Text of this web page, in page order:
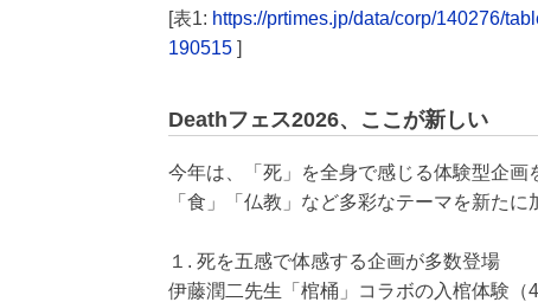
[表1: https://prtimes.jp/data/corp/140276/
190515 ]
Deathフェス2026、ここが新しい
今年は、「死」を全身で感じる体験型企画
「食」「仏教」など多彩なテーマを新たに
１. 死を五感で体感する企画が多数登場
伊藤潤二先生「棺桶」コラボの入棺体験